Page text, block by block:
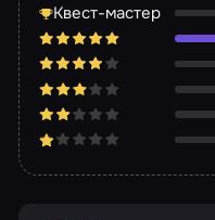
Квест-мастер